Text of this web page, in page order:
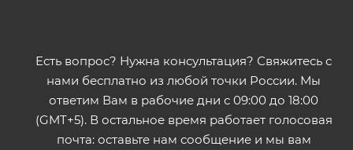
Есть вопрос? Нужна консультация? Свяжитесь с
нами бесплатно из любой точки России. Мы
ответим Вам в рабочие дни с 09:00 до 18:00
(GMT+5). В остальное время работает голосовая
почта: оставьте нам сообщение и мы вам